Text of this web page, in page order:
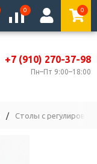
0 0
+7 (910) 270-37-98
Пн–Пт 9:00–18:00
/ Столы с